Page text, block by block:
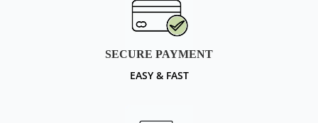
SECURE PAYMENT
EASY & FAST